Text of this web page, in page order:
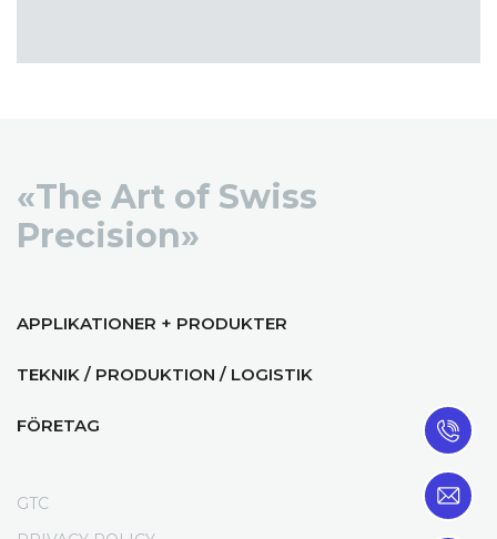
«The Art of Swiss
Precision»
APPLIKATIONER + PRODUKTER
TEKNIK / PRODUKTION / LOGISTIK
FÖRETAG
GTC